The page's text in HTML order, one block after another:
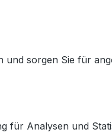
sorgen Sie für
für Analysen und